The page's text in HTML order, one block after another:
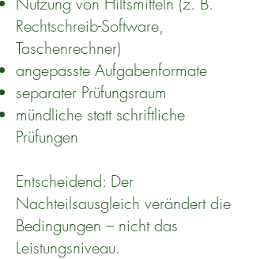
Rechtschreib-Software,
Taschenrechner)
angepasste Aufgabenformate
separater Prüfungsraum
mündliche statt schriftliche
Prüfungen
Entscheidend: Der
Nachteilsausgleich verändert die
Bedingungen – nicht das
Leistungsniveau.